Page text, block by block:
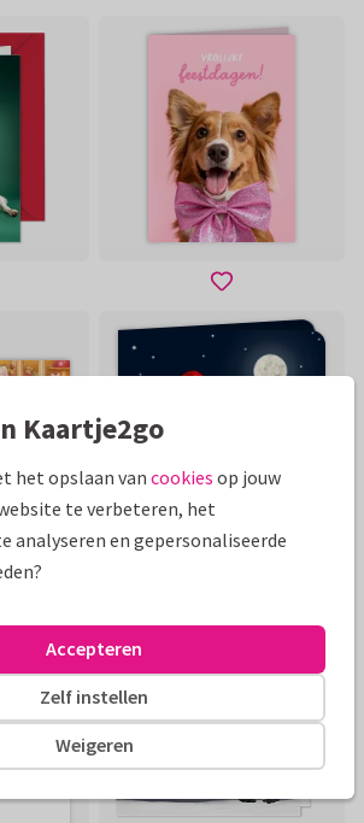
Kaartje2go
het opslaan van cookies op jouw
te verbeteren, het
analyseren en gepersonaliseerde
Weigeren
Zelf instellen
Accepteren